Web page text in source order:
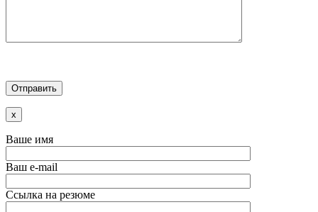
x
Ваше имя
Ваш e-mail
Ссылка на резюме